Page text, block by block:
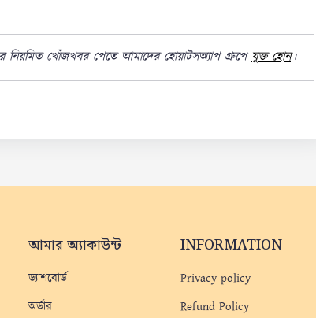
নিয়মিত খোঁজখবর পেতে আমাদের হোয়াটসঅ্যাপ গ্রুপেযুক্ত হোন।
আমার অ্যাকাউন্ট
ড্যাশবোর্ড
অর্ডার
INFORMATION
Privacy policy
Refund Policy